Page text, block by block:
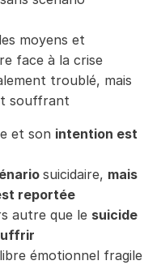
moyens et
face à la crise
troublé, mais
souffrant
et son intention est
suicidaire, mais
reportée
autre que le suicide
émotionnel fragile